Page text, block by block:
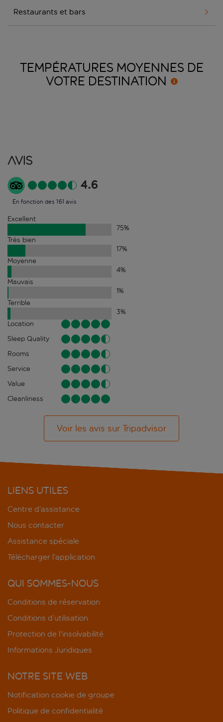
Restaurants et bars
TEMPÉRATURES MOYENNES DE
VOTRE DESTINATION
Avis
4.6
En fonction des 161 avis
Excellent
75%
Très bien
17%
Moyenne
4%
Mauvais
1%
Terrible
3%
Location
Sleep Quality
Rooms
Service
Value
Cleanliness
Voir les avis sur Tripadvisor
LIENS UTILES
Centre d’assistance
Nous contacter
Assistance spéciale
Télécharger l’application
QUI SOMMES-NOUS
Conditions de réservation
Conditions d’utilisation
Protection de l'insolvabilité
Informations Juridiques
NOTRE SITE WEB
Notification cookie de groupe
Politique de confidentialité